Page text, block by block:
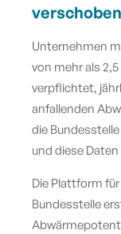
verschoben
Unternehmen
von mehr als
verpflichtet,
anfallenden
die
und diese
Die Plattform
Bundesstelle